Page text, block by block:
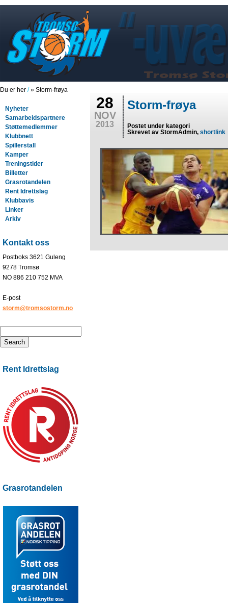
Du er her /» Storm-frøya
Nyheter
Samarbeidspartnere
Støttemedlemmer
Klubbnett
Spillerstall
Kamper
Treningstider
Billetter
Grasrotandelen
Rent Idrettslag
Klubbavis
Linker
Arkiv
Kontakt oss
Postboks 3621 Guleng
9278 Tromsø
NO 886 210 752 MVA
E-post
storm@tromsostorm.no
Rent Idrettslag
Grasrotandelen
28
NOV
2013
Storm-frøya
Postet under kategori
Skrevet av StormAdmin,shortlink